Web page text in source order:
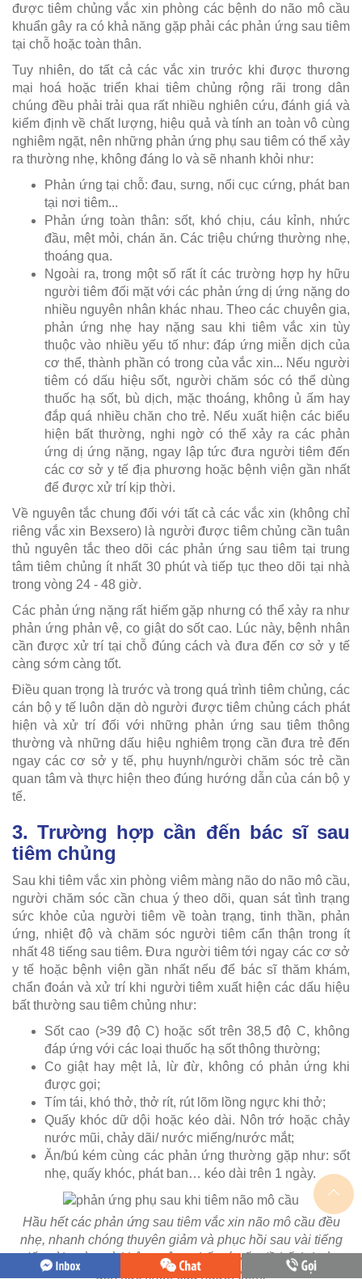
được tiêm chủng vắc xin phòng các bệnh do não mô cầu
khuẩn gây ra có khả năng gặp phải các phản ứng sau tiêm
tại chỗ hoặc toàn thân.
Tuy nhiên, do tất cả các vắc xin trước khi được thương
mại hoá hoặc triển khai tiêm chủng rộng rãi trong dân
chúng đều phải trải qua rất nhiều nghiên cứu, đánh giá và
kiểm định về chất lượng, hiệu quả và tính an toàn vô cùng
nghiêm ngặt, nên những phản ứng phụ sau tiêm có thể xảy
ra thường nhẹ, không đáng lo và sẽ nhanh khỏi như:
Phản ứng tại chỗ: đau, sưng, nổi cục cứng, phát ban
tại nơi tiêm...
Phản ứng toàn thân: sốt, khó chịu, cáu kỉnh, nhức
đầu, mệt mỏi, chán ăn. Các triệu chứng thường nhẹ,
thoáng qua.
Ngoài ra, trong một số rất ít các trường hợp hy hữu
người tiêm đối mặt với các phản ứng dị ứng nặng do
nhiều nguyên nhân khác nhau. Theo các chuyên gia,
phản ứng nhẹ hay nặng sau khi tiêm vắc xin tùy
thuộc vào nhiều yếu tố như: đáp ứng miễn dịch của
cơ thể, thành phần có trong của vắc xin... Nếu người
tiêm có dấu hiệu sốt, người chăm sóc có thể dùng
thuốc hạ sốt, bù dịch, mặc thoáng, không ủ ấm hay
đắp quá nhiều chăn cho trẻ. Nếu xuất hiện các biểu
hiện bất thường, nghi ngờ có thể xảy ra các phản
ứng dị ứng nặng, ngay lập tức đưa người tiêm đến
các cơ sở y tế địa phương hoặc bệnh viện gần nhất
để được xử trí kịp thời.
Về nguyên tắc chung đối với tất cả các vắc xin (không chỉ
riêng vắc xin Bexsero) là người được tiêm chủng cần tuân
thủ nguyên tắc theo dõi các phản ứng sau tiêm tại trung
tâm tiêm chủng ít nhất 30 phút và tiếp tục theo dõi tại nhà
trong vòng 24 - 48 giờ.
Các phản ứng nặng rất hiếm gặp nhưng có thể xảy ra như
phản ứng phản vệ, co giật do sốt cao. Lúc này, bệnh nhân
cần được xử trí tại chỗ đúng cách và đưa đến cơ sở y tế
càng sớm càng tốt.
Điều quan trọng là trước và trong quá trình tiêm chủng, các
cán bộ y tế luôn dặn dò người được tiêm chủng cách phát
hiện và xử trí đối với những phản ứng sau tiêm thông
thường và những dấu hiệu nghiêm trọng cần đưa trẻ đến
ngay các cơ sở y tế, phụ huynh/người chăm sóc trẻ cần
quan tâm và thực hiện theo đúng hướng dẫn của cán bộ y
tế.
3. Trường hợp cần đến bác sĩ sau
tiêm chủng
Sau khi tiêm vắc xin phòng viêm màng não do não mô cầu,
người chăm sóc cần chua ý theo dõi, quan sát tình trạng
sức khỏe của người tiêm về toàn trạng, tinh thần, phản
ứng, nhiệt độ và chăm sóc người tiêm cẩn thận trong ít
nhất 48 tiếng sau tiêm. Đưa người tiêm tới ngay các cơ sở
y tế hoặc bệnh viện gần nhất nếu để bác sĩ thăm khám,
chẩn đoán và xử trí khi người tiêm xuất hiện các dấu hiệu
bất thường sau tiêm chủng như:
Sốt cao (>39 độ C) hoặc sốt trên 38,5 độ C, không
đáp ứng với các loại thuốc hạ sốt thông thường;
Co giật hay mệt lả, lừ đừ, không có phản ứng khi
được gọi;
Tím tái, khó thở, thở rít, rút lõm lồng ngực khi thở;
Quấy khóc dữ dội hoặc kéo dài. Nôn trớ hoặc chảy
nước mũi, chảy dãi/ nước miếng/nước mắt;
Ăn/bú kém cùng các phản ứng thường gặp như: sốt
nhẹ, quấy khóc, phát ban… kéo dài trên 1 ngày.
Hầu hết các phản ứng sau tiêm vắc xin não mô cầu đều
nhẹ, nhanh chóng thuyên giảm và phục hồi sau vài tiếng
đến vài ngày mà không gây ra bất cứ vấn đề bất lợi nào
đến sức khoẻ của người tiêm.